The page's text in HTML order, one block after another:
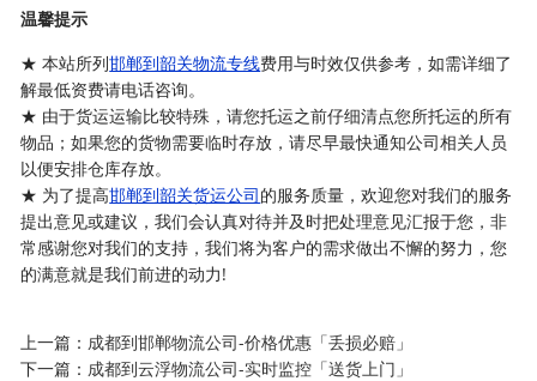
温馨提示
★ 本站所列邯郸到韶关物流专线费用与时效仅供参考，如需详细了
解最低资费请电话咨询。
★ 由于货运运输比较特殊，请您托运之前仔细清点您所托运的所有
物品；如果您的货物需要临时存放，请尽早最快通知公司相关人员
以便安排仓库存放。
★ 为了提高邯郸到韶关货运公司的服务质量，欢迎您对我们的服务
提出意见或建议，我们会认真对待并及时把处理意见汇报于您，非
常感谢您对我们的支持，我们将为客户的需求做出不懈的努力，您
的满意就是我们前进的动力!
上一篇： 成都到邯郸物流公司-价格优惠「丢损必赔」
下一篇： 成都到云浮物流公司-实时监控「送货上门」